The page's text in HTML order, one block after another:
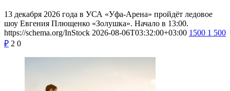
13 декабря 2026 года в УСА «Уфа-Арена» пройдёт ледовое
шоу Евгения Плющенко «Золушка». Начало в 13:00.
https://schema.org/InStock 2026-08-06T03:32:00+03:00 1500 1 500
₽ 2 0